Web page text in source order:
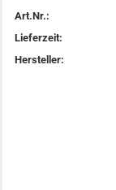
Art.Nr.:
Lieferzeit:
Hersteller: